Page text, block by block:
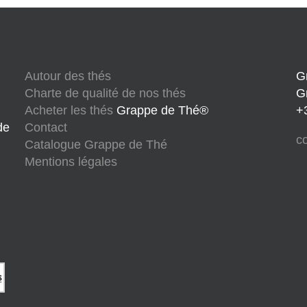
Autour des thés
Charte de qualité de nos thés
Acheter les thés Grappe de Thé®
Contact
Catalogue Grappe de Thé
Mentions légales